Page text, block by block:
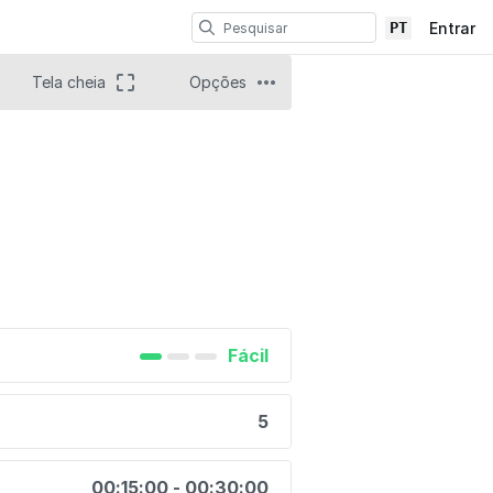
PT Entrar
Tela cheia Opções
Fácil
5
00:15:00 - 00:30:00